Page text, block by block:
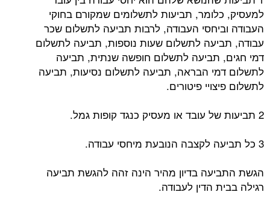
למעסיק, כלומר, תביעות לתשלומים שמקורם בחוקי
העבודה וביחסי העבודה, לרבות תביעה לתשלום שכר
עבודה, תביעה לתשלום שעות נוספות, תביעה לתשלום
דמי חגים, תביעה לתשלום חופשה שנתית, תביעה
לתשלום דמי הבראה, תביעה לתשלום נסיעות, תביעה
לתשלום פיצויי פיטורים.
2 תביעות של עובד או מעסיק כנגד קופות גמל.
3 כל תביעה לקצבה הנובעת מיחסי עבודה.
הגשת התביעה בדיון מהיר הינה זהה להגשת תביעה
רגילה בבית הדין לעבודה.